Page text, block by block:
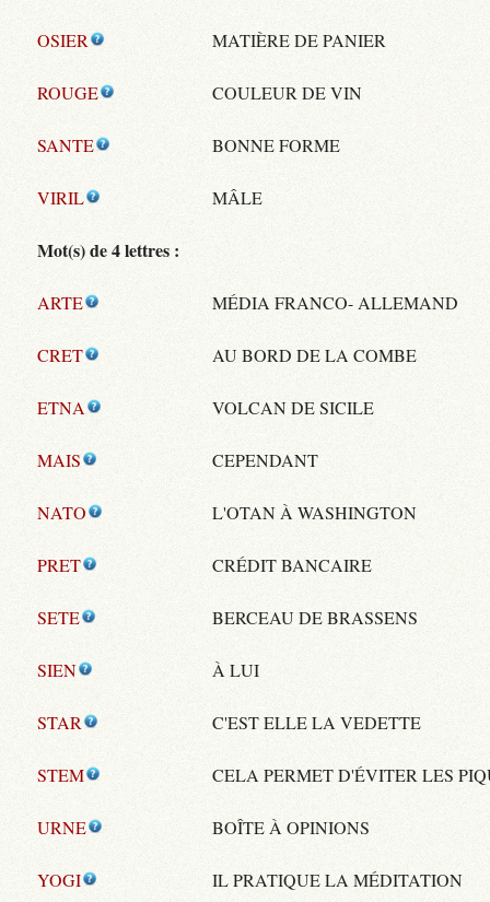
OSIER MATIÈRE DE PANIER
ROUGE COULEUR DE VIN
SANTE BONNE FORME
VIRIL MÂLE
Mot(s) de 4 lettres :
ARTE MÉDIA FRANCO- ALLEMAND
CRET AU BORD DE LA COMBE
ETNA VOLCAN DE SICILE
MAIS CEPENDANT
NATO L'OTAN À WASHINGTON
PRET CRÉDIT BANCAIRE
SETE BERCEAU DE BRASSENS
SIEN À LUI
STAR C'EST ELLE LA VEDETTE
STEM CELA PERMET D'ÉVITER LES
URNE BOÎTE À OPINIONS
YOGI IL PRATIQUE LA MÉDITATION